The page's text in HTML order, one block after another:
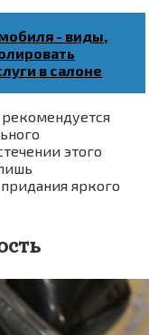
- виды,
в салоне
этого
яркого